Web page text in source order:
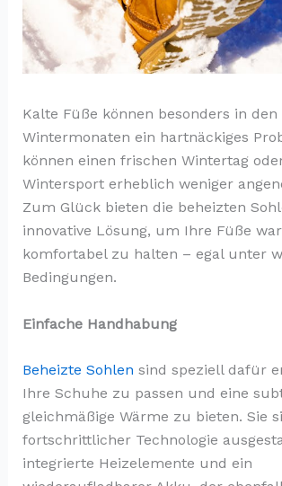
Kalte Füße können besonders in den
Wintermonaten ein hartnäckiges
können einen frischen Wintertag
Wintersport erheblich weniger
Zum Glück bieten die beheizten
innovative Lösung, um Ihre Füße
komfortabel zu halten – egal unter
Bedingungen.
Einfache Handhabung
Beheizte Sohlen sind speziell dafür
Ihre Schuhe zu passen und eine
gleichmäßige Wärme zu bieten. Sie
fortschrittlicher Technologie
integrierte Heizelemente und ein